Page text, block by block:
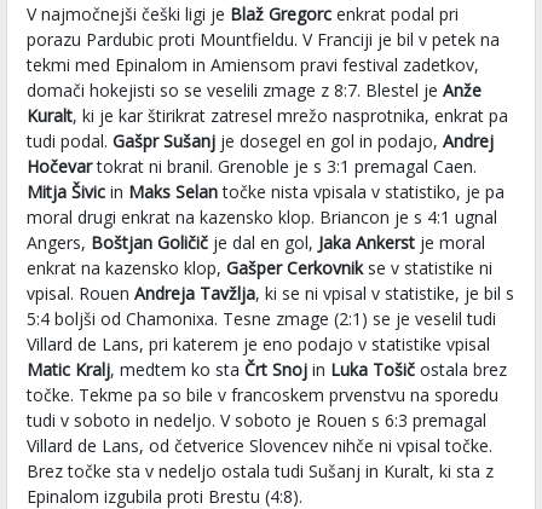
V najmočnejši češki ligi je Blaž Gregorc enkrat podal pri
porazu Pardubic proti Mountfieldu. V Franciji je bil v petek na
tekmi med Epinalom in Amiensom pravi festival zadetkov,
domači hokejisti so se veselili zmage z 8:7. Blestel je Anže
Kuralt, ki je kar štirikrat zatresel mrežo nasprotnika, enkrat pa
tudi podal. Gašpr Sušanj je dosegel en gol in podajo, Andrej
Hočevartokrat ni branil. Grenoble je s 3:1 premagal Caen.
Mitja Šivic in Maks Selantočke nista vpisala v statistiko, je pa
moral drugi enkrat na kazensko klop. Briancon je s 4:1 ugnal
Angers, Boštjan Goličič je dal en gol, Jaka Ankerst je moral
enkrat na kazensko klop, Gašper Cerkovnikse v statistike ni
vpisal. Rouen Andreja Tavžlja, ki se ni vpisal v statistike, je bil s
5:4 boljši od Chamonixa. Tesne zmage (2:1) se je veselil tudi
Villard de Lans, pri katerem je eno podajo v statistike vpisal
Matic Kralj, medtem ko sta Črt Snoj in Luka Tošič ostala brez
točke. Tekme pa so bile v francoskem prvenstvu na sporedu
tudi v soboto in nedeljo. V soboto je Rouen s 6:3 premagal
Villard de Lans, od četverice Slovencev nihče ni vpisal točke.
Brez točke sta v nedeljo ostala tudi Sušanj in Kuralt, ki sta z
Epinalom izgubila proti Brestu (4:8).